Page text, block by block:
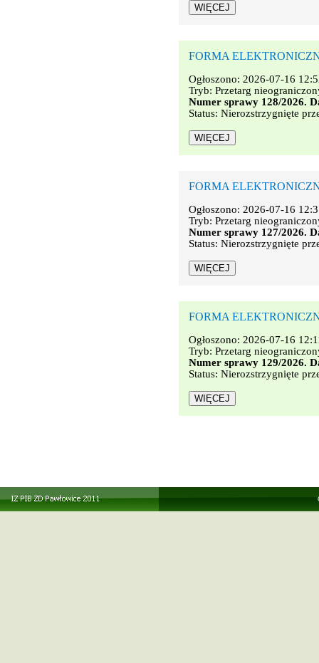
FORMA
Ogłoszono: 2026-07-16
Tryb: Przetarg
Numer sprawy 128/2026.
Status: Nierozstrzygnięte
FORMA
Ogłoszono: 2026-07-16
Tryb: Przetarg
Numer sprawy 127/2026.
Status: Nierozstrzygnięte
FORMA
Ogłoszono: 2026-07-16
Tryb: Przetarg
Numer sprawy 129/2026.
Status: Nierozstrzygnięte